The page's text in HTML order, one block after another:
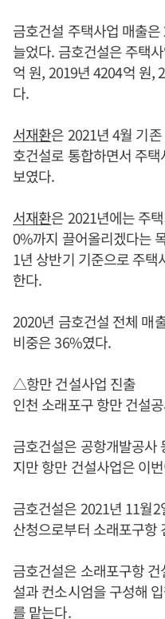
금호건설 주택사업 매출
늘었다. 금호건설은 주택
억 원, 2019년 4204억 원,
다.
서재환은 2021년 4월 기
호건설로 통합하면서 주
보였다.
서재환은 2021년에는 주
0%까지 끌어올리겠다는
1년 상반기 기준으로 주
한다.
2020년 금호건설 전체 매
비중은 36%였다.
△항만 건설사업 진출
인천 소래포구 항만 건설
금호건설은 공항개발공사
지만 항만 건설사업은 이
금호건설은 2021년 11월
산청으로부터 소래포구항
금호건설은 소래포구항
설과 컨소시엄을 구성해
를 맡는다.